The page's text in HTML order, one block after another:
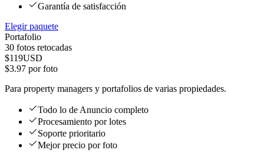
Garantía de satisfacción
Elegir paquete
Portafolio
30 fotos retocadas
$119USD
$3.97 por foto
Para property managers y portafolios de varias propiedades.
Todo lo de Anuncio completo
Procesamiento por lotes
Soporte prioritario
Mejor precio por foto